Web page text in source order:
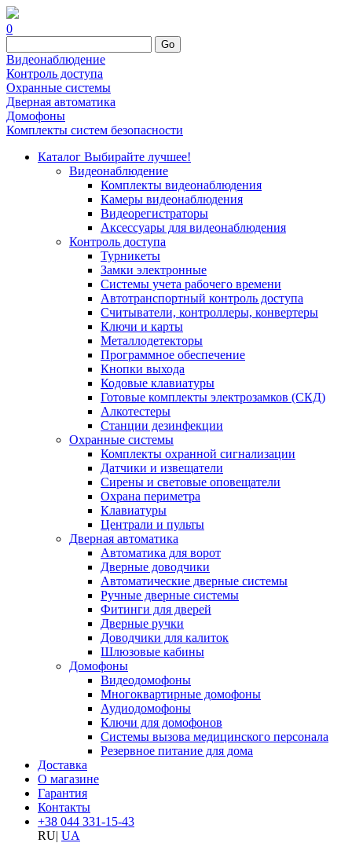
0
Go
Видеонаблюдение
Контроль доступа
Охранные системы
Дверная автоматика
Домофоны
Комплекты систем безопасности
Каталог Выбирайте лучшее!
Видеонаблюдение
Комплекты видеонаблюдения
Камеры видеонаблюдения
Видеорегистраторы
Аксессуары для видеонаблюдения
Контроль доступа
Турникеты
Замки электронные
Системы учета рабочего времени
Автотранспортный контроль доступа
Считыватели, контроллеры, конвертеры
Ключи и карты
Металлодетекторы
Программное обеспечение
Кнопки выхода
Кодовые клавиатуры
Готовые комплекты электрозамков (СКД)
Алкотестеры
Станции дезинфекции
Охранные системы
Комплекты охранной сигнализации
Датчики и извещатели
Сирены и световые оповещатели
Охрана периметра
Клавиатуры
Централи и пульты
Дверная автоматика
Автоматика для ворот
Дверные доводчики
Автоматические дверные системы
Ручные дверные системы
Фитинги для дверей
Дверные ручки
Доводчики для калиток
Шлюзовые кабины
Домофоны
Видеодомофоны
Многоквартирные домофоны
Аудиодомофоны
Ключи для домофонов
Системы вызова медицинского персонала
Резервное питание для дома
Доставка
О магазине
Гарантия
Контакты
+38 044 331-15-43
RU| UA